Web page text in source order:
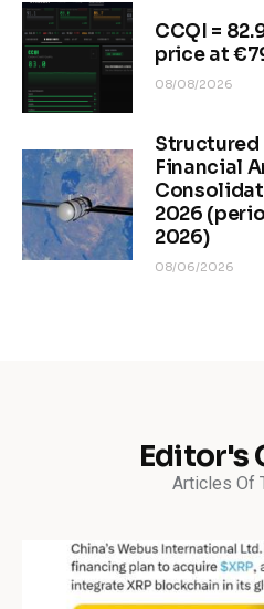
CCQI =
price at
08/08/2026
Financial
2026
2026)
08/06/2026
Editor's
Articles Of